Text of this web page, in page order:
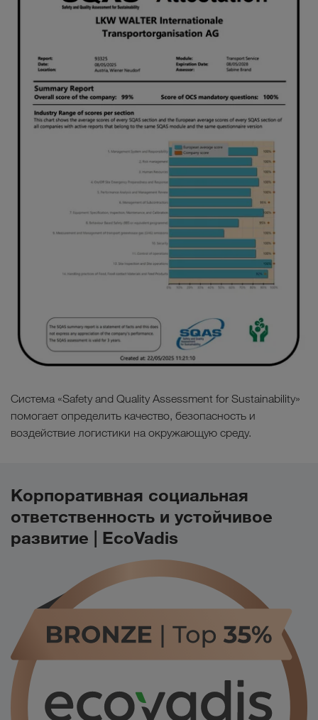
Система «Safety and Quality Assessment for Sustainability»
помогает определить качество, безопасность и
воздействие логистики на окружающую среду.
Корпоративная социальная
ответственность и устойчивое
развитие | EcoVadis